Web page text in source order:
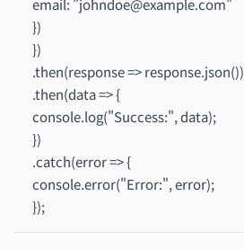
email: "johndoe@example.com"
})
})
.then(response => response.json())
.then(data => {
console.log("Success:", data);
})
.catch(error => {
console.error("Error:", error);
});